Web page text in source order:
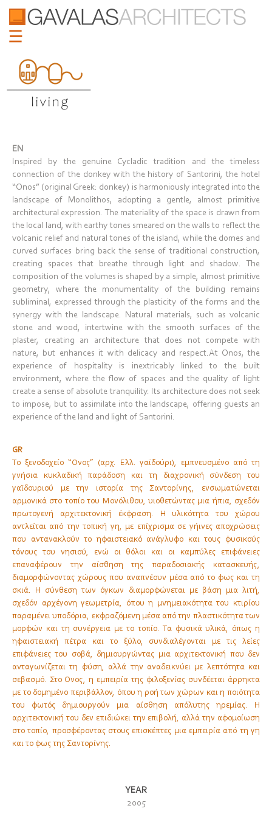
EN
Inspired by the genuine Cycladic tradition and the timeless
connection of the donkey with the history of Santorini, the hotel
“Onos” (original Greek: donkey) is harmoniously integrated into the
landscape of Monolithos, adopting a gentle, almost primitive
architectural expression. The materiality of the space is drawn from
the local land, with earthy tones smeared on the walls to reflect the
volcanic relief and natural tones of the island, while the domes and
curved surfaces bring back the sense of traditional construction,
creating spaces that breathe through light and shadow. The
composition of the volumes is shaped by a simple, almost primitive
geometry, where the monumentality of the building remains
subliminal, expressed through the plasticity of the forms and the
synergy with the landscape. Natural materials, such as volcanic
stone and wood, intertwine with the smooth surfaces of the
plaster, creating an architecture that does not compete with
nature, but enhances it with delicacy and respect.At Onos, the
experience of hospitality is inextricably linked to the built
environment, where the flow of spaces and the quality of light
create a sense of absolute tranquility. Its architecture does not seek
to impose, but to assimilate into the landscape, offering guests an
experience of the land and light of Santorini.
GR
Το ξενοδοχείο “Όνος” (αρχ. Ελλ. γαϊδούρι), εμπνευσμένο από τη
γνήσια κυκλαδική παράδοση και τη διαχρονική σύνδεση του
γαϊδουριού με την ιστορία της Σαντορίνης, ενσωματώνεται
αρμονικά στο τοπίο του Μονόλιθου, υιοθετώντας μια ήπια, σχεδόν
πρωτογενή αρχιτεκτονική έκφραση. Η υλικότητα του χώρου
αντλείται από την τοπική γη, με επίχρισμα σε γήινες αποχρώσεις
που αντανακλούν το ηφαιστειακό ανάγλυφο και τους φυσικούς
τόνους του νησιού, ενώ οι θόλοι και οι καμπύλες επιφάνειες
επαναφέρουν την αίσθηση της παραδοσιακής κατασκευής,
διαμορφώνοντας χώρους που αναπνέουν μέσα από το φως και τη
σκιά. Η σύνθεση των όγκων διαμορφώνεται με βάση μια λιτή,
σχεδόν αρχέγονη γεωμετρία, όπου η μνημειακότητα του κτιρίου
παραμένει υποδόρια, εκφραζόμενη μέσα από την πλαστικότητα των
μορφών και τη συνέργεια με το τοπίο. Τα φυσικά υλικά, όπως η
ηφαιστειακή πέτρα και το ξύλο, συνδιαλέγονται με τις λείες
επιφάνειες του σοβά, δημιουργώντας μια αρχιτεκτονική που δεν
ανταγωνίζεται τη φύση, αλλά την αναδεικνύει με λεπτότητα και
σεβασμό. Στο Όνος, η εμπειρία της φιλοξενίας συνδέεται άρρηκτα
με το δομημένο περιβάλλον, όπου η ροή των χώρων και η ποιότητα
του φωτός δημιουργούν μια αίσθηση απόλυτης ηρεμίας. Η
αρχιτεκτονική του δεν επιδιώκει την επιβολή, αλλά την αφομοίωση
στο τοπίο, προσφέροντας στους επισκέπτες μια εμπειρία από τη γη
και το φως της Σαντορίνης.
YEAR
2005